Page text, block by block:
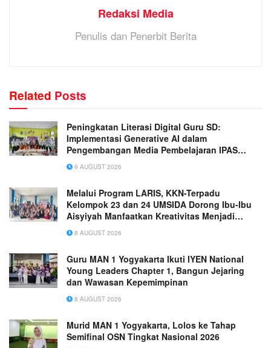
Redaksi Media
Penulis dan Penerbit Berita
Related Posts
Peningkatan Literasi Digital Guru SD:
Implementasi Generative AI dalam
Pengembangan Media Pembelajaran IPAS
Terpadu yang Inovatif
9 AUGUST 2026
Melalui Program LARIS, KKN-Terpadu
Kelompok 23 dan 24 UMSIDA Dorong Ibu-Ibu
Aisyiyah Manfaatkan Kreativitas Menjadi
Peluang Usaha
8 AUGUST 2026
Guru MAN 1 Yogyakarta Ikuti IYEN National
Young Leaders Chapter 1, Bangun Jejaring
dan Wawasan Kepemimpinan
8 AUGUST 2026
Murid MAN 1 Yogyakarta, Lolos ke Tahap
Semifinal OSN Tingkat Nasional 2026